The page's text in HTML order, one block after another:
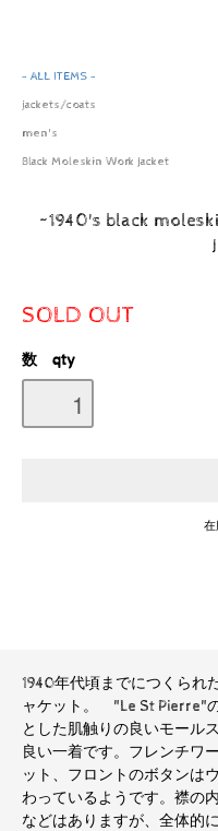
- ALL ITEMS -
jackets/coats
men's
Black Moleskin Work Jacket
~1940's black
SOLD OUT
数 qty
1940年代頃までにつくられ
ャケット。 "Le St Pierre"
とした肌触りの良いモール
良い一着です。フレンチワ
ット、フロントのボタンは
わっているようです。襟の
などはありますが、全体的